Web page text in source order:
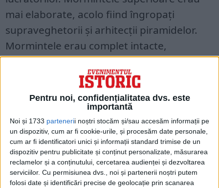
Pentru noi, confidențialitatea dvs. este
importantă
Noi și 1733 partenerii noștri stocăm și/sau accesăm informații pe
un dispozitiv, cum ar fi cookie-urile, și procesăm date personale,
cum ar fi identificatori unici și informații standard trimise de un
dispozitiv pentru publicitate și conținut personalizate, măsurarea
reclamelor și a conținutului, cercetarea audienței și dezvoltarea
serviciilor. Cu permisiunea dvs., noi și partenerii noștri putem
folosi date și identificări precise de geolocație prin scanarea
mai elaborate, acolo fiind îngropați
supraveghetorii și arhitecții piramidelor.
Mormintele erau complet intacte,
deoarece hoții nu erau interesați de ele.